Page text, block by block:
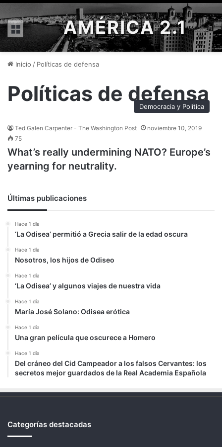
Menú AMÉRICA 2.1
Inicio / Políticas de defensa
Políticas de defensa
Democracia y Política
Ted Galen Carpenter - The Washington Post
noviembre 10, 2019
75
What’s really undermining NATO? Europe’s
yearning for neutrality.
Últimas publicaciones
Hace 1 día
‘La Odisea’ permitió a Grecia salir de la edad oscura
Hace 1 día
Nosotros, los hijos de Odiseo
Hace 1 día
‘La Odisea’ y algunos viajes de nuestra vida
Hace 1 día
María José Solano: Odisea erótica
Hace 1 día
Una gran película que oscurece a Homero
Hace 1 día
Del cráneo del Cid Campeador a los falsos Cervantes: los
secretos mejor guardados de la Real Academia Española
Categorías destacadas